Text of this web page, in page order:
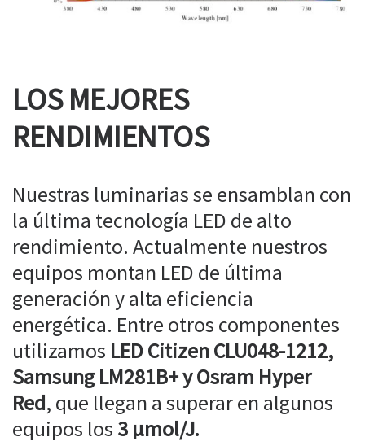
LOS MEJORES
RENDIMIENTOS
Nuestras luminarias se ensamblan con
la última tecnología LED de alto
rendimiento. Actualmente nuestros
equipos montan LED de última
generación y alta eficiencia
energética. Entre otros componentes
utilizamos LED Citizen CLU048-1212,
Samsung LM281B+ y Osram Hyper
Red, que llegan a superar en algunos
equipos los 3 µmol/J.